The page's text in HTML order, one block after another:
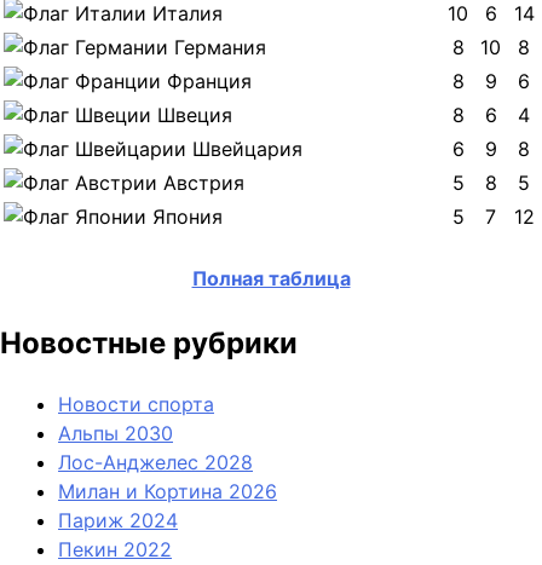
Италия
10 6
14
Германия
8 10
8
Франция
8 9
6
Швеция
8 6
4
Швейцария
6 9
8
Австрия
5 8
5
Япония
5 7 12
Полная таблица
Новостные рубрики
Новости спорта
Альпы 2030
Лос-Анджелес 2028
Милан и Кортина 2026
Париж 2024
Пекин 2022